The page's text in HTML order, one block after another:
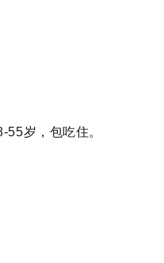
岁，包吃住。